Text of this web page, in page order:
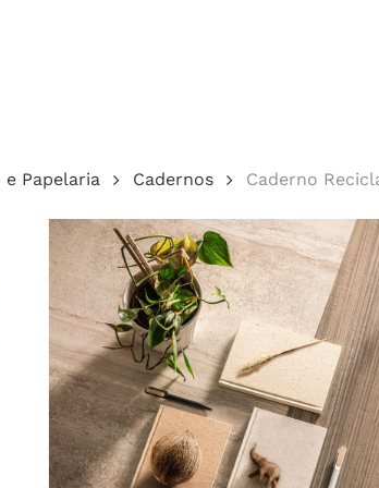
Papelaria Cadernos Caderno